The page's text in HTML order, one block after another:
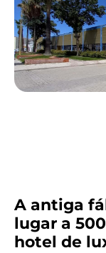
A antiga
lugar a
hotel de